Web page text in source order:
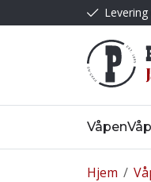
Våpen
/
Hjem